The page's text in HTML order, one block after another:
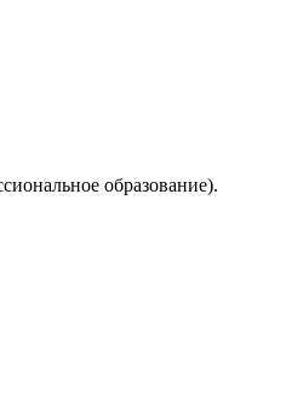
образование).